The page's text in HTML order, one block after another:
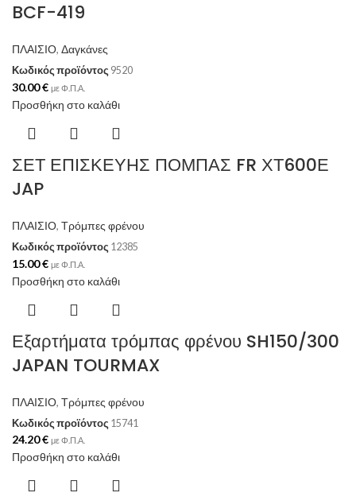
BCF-419
ΠΛΑΙΣΙΟ, Δαγκάνες
Κωδικός προϊόντος 9520
30.00€ με Φ.Π.Α.
Προσθήκη στο καλάθι
ΣΕΤ ΕΠΙΣΚΕΥΗΣ ΠΟΜΠΑΣ FR ΧΤ600Ε
JAP
ΠΛΑΙΣΙΟ, Τρόμπες φρένου
Κωδικός προϊόντος 12385
15.00€ με Φ.Π.Α.
Προσθήκη στο καλάθι
Εξαρτήματα τρόμπας φρένου SH150/300
JAPAN TOURMAX
ΠΛΑΙΣΙΟ, Τρόμπες φρένου
Κωδικός προϊόντος 15741
24.20€ με Φ.Π.Α.
Προσθήκη στο καλάθι